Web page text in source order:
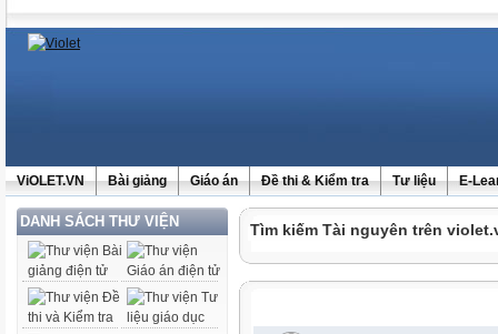
ViOLET.VN Bài giảng Giáo án Đề thi & Kiểm tra Tư liệu E-
DANH SÁCH THƯ VIỆN Tìm kiếm Tài nguyên trên